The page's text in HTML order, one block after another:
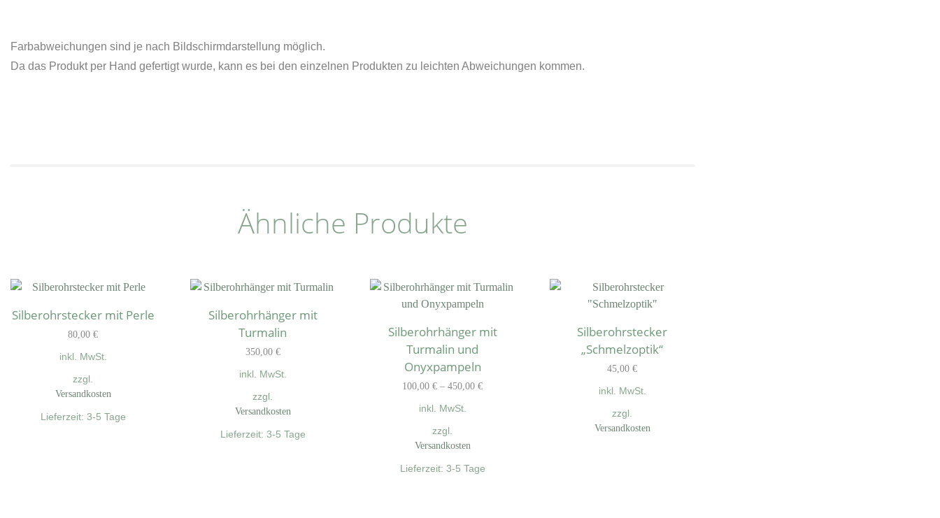
Farbabweichungen sind je nach Bildschirmdarstellung möglich.
Da das Produkt per Hand gefertigt wurde, kann es bei den einzelnen Produkten zu leichten Abweichungen kommen.
Ähnliche Produkte
Silberohrstecker mit Perle
80,00 €
inkl. MwSt.
zzgl.
Versandkosten
Lieferzeit: 3-5 Tage
Silberohrhänger mit
Turmalin
350,00 €
inkl. MwSt.
zzgl.
Versandkosten
Lieferzeit: 3-5 Tage
Silberohrhänger mit
Turmalin und
Onyxpampeln
100,00 € – 450,00 €
inkl. MwSt.
zzgl.
Versandkosten
Lieferzeit: 3-5 Tage
Silberohrstecker
„Schmelzoptik“
45,00 €
inkl. MwSt.
zzgl.
Versandkosten